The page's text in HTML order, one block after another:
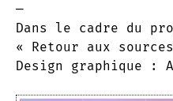
—
Dans le cadre du
« Retour aux
Design graphique :